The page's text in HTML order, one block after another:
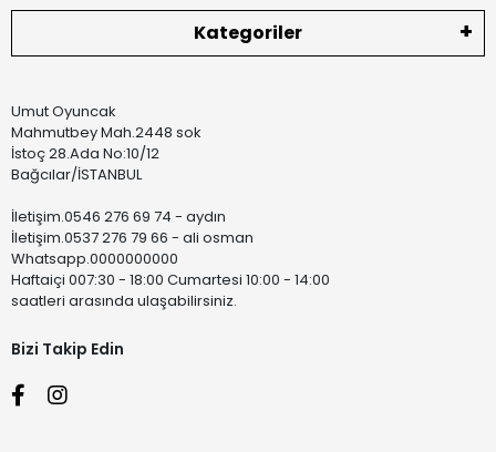
Kategoriler
Umut Oyuncak
Mahmutbey Mah.2448 sok
İstoç 28.Ada No:10/12
Bağcılar/İSTANBUL
İletişim.0546 276 69 74 - aydın
İletişim.0537 276 79 66 - ali osman
Whatsapp.0000000000
Haftaiçi 007:30 - 18:00 Cumartesi 10:00 - 14:00
saatleri arasında ulaşabilirsiniz.
Bizi Takip Edin